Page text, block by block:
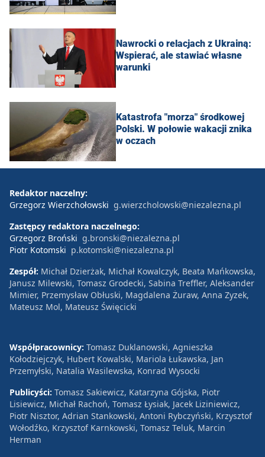
Nawrocki o relacjach z Ukrainą:
Wspierać, ale stawiać własne
warunki
Katastrofa "morza" środkowej
Polski. W połowie wakacji znika
w oczach
Redaktor naczelny:
Grzegorz Wierzchołowski g.wierzcholowski@niezalezna.pl
Zastępcy redaktora naczelnego:
Grzegorz Broński g.bronski@niezalezna.pl
Piotr Kotomski p.kotomski@niezalezna.pl
Zespół: Michał Dzierżak, Michał Kowalczyk, Beata Mańkowska,
Janusz Milewski, Tomasz Grodecki, Sabina Treffler, Aleksander
Mimier, Przemysław Obłuski, Magdalena Żuraw, Anna Zyzek,
Mateusz Mol, Mateusz Święcicki
Współpracownicy: Tomasz Duklanowski, Agnieszka
Kołodziejczyk, Hubert Kowalski, Mariola Łukawska, Jan
Przemyłski, Natalia Wasilewska, Konrad Wysocki
Publicyści: Tomasz Sakiewicz, Katarzyna Gójska, Piotr
Lisiewicz, Michał Rachoń, Tomasz Łysiak, Jacek Liziniewicz,
Piotr Nisztor, Adrian Stankowski, Antoni Rybczyński, Krzysztof
Wołodźko, Krzysztof Karnkowski, Tomasz Teluk, Marcin
Herman